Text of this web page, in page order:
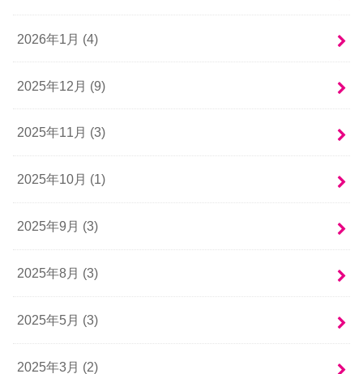
2026年1月 (4)
2025年12月 (9)
2025年11月 (3)
2025年10月 (1)
2025年9月 (3)
2025年8月 (3)
2025年5月 (3)
2025年3月 (2)